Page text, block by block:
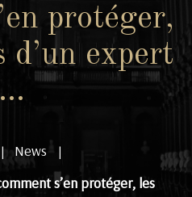
protéger,
d’un expert
…
|News |
s’en protéger, les